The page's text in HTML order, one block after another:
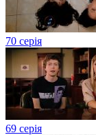
70 серія
69 серія